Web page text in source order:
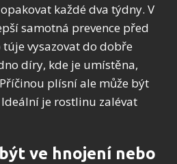
každé dva týdny. V
samotná prevence před
vysazovat do dobře
díry, kde je umístěna,
plísní ale může být
je rostlinu zalévat
ve hnojení nebo